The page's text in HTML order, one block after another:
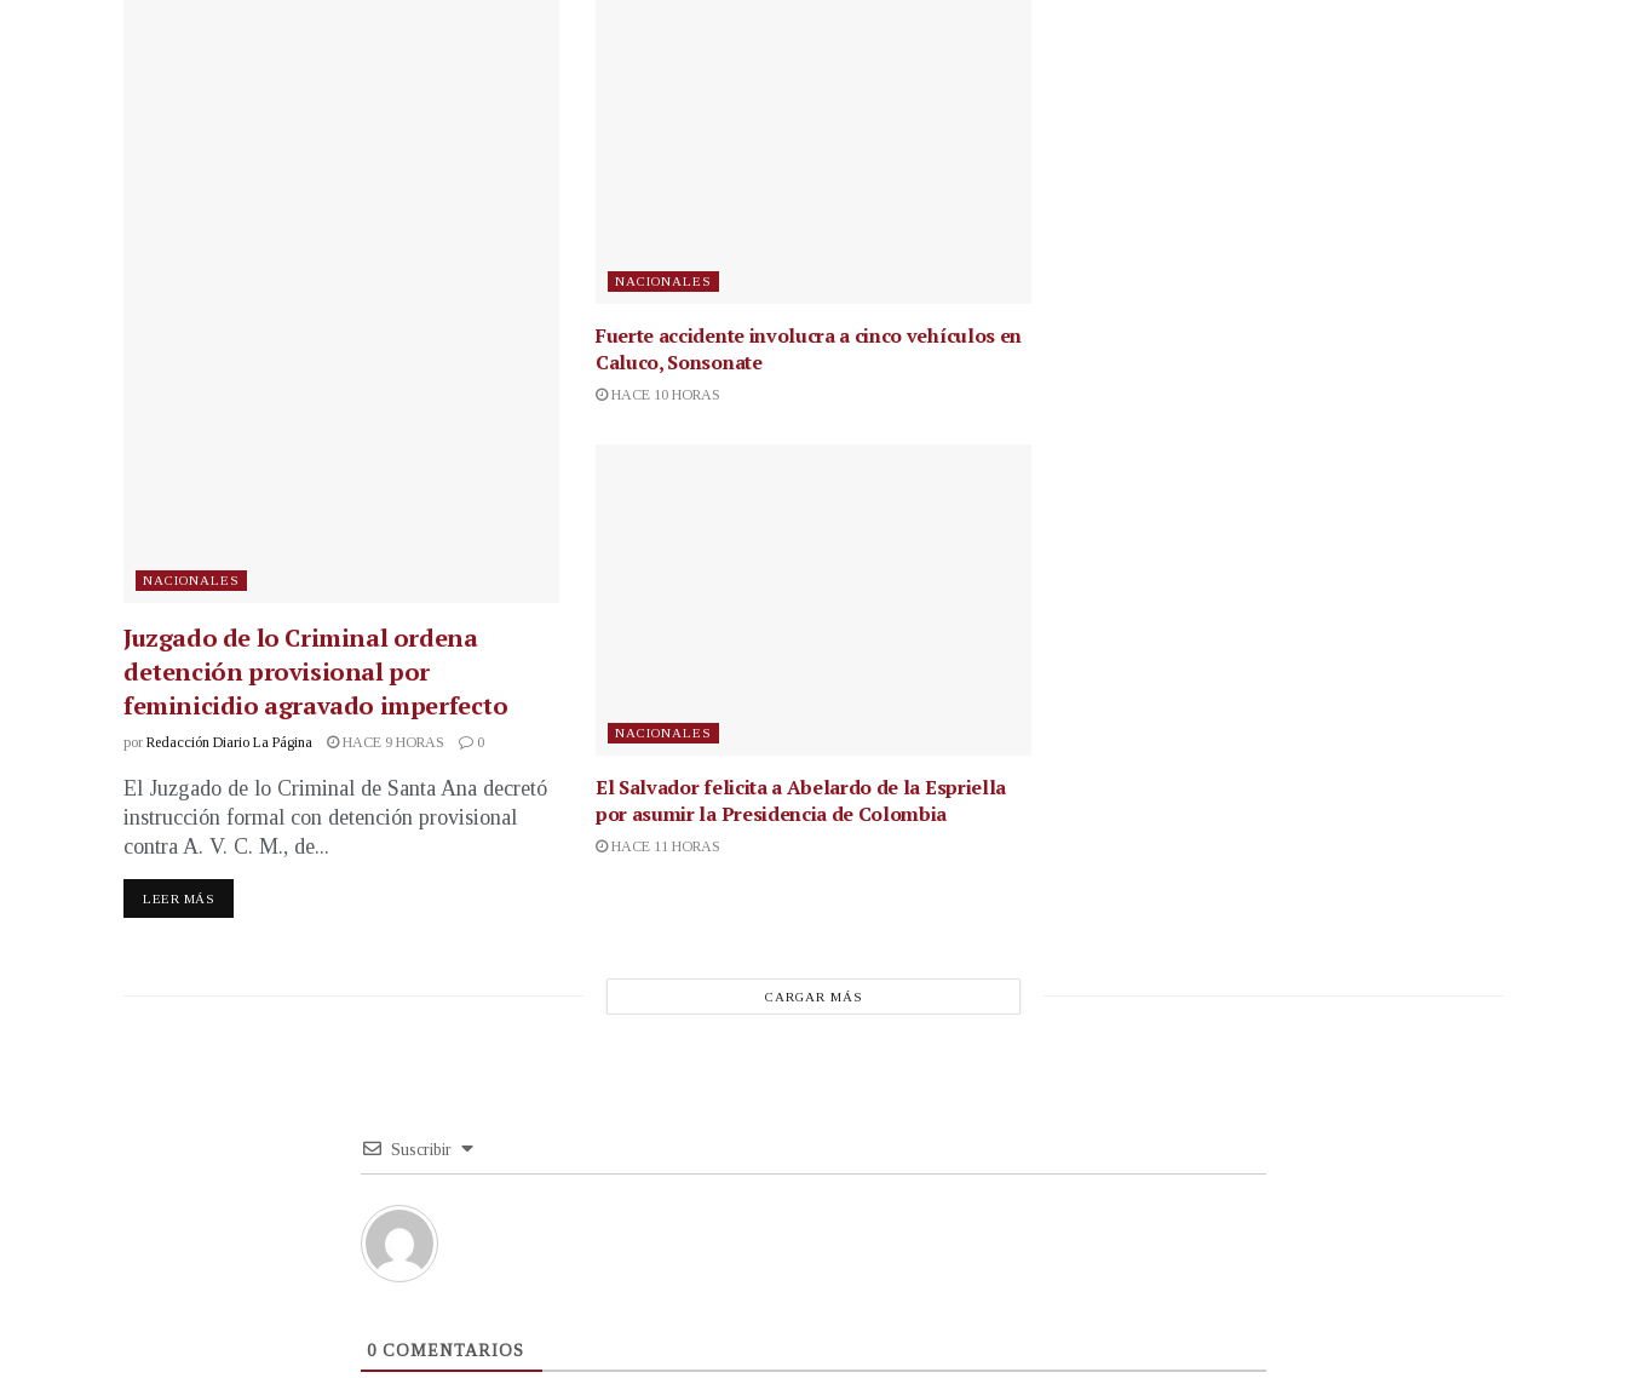
NACIONALES
Juzgado de lo Criminal ordena
detención provisional por
feminicidio agravado imperfecto
por Redacción Diario La Página HACE 9 HORAS 0
El Juzgado de lo Criminal de Santa Ana decretó
instrucción formal con detención provisional
contra A. V. C. M., de...
LEER MÁS
NACIONALES
Fuerte accidente involucra a cinco vehículos en
Caluco, Sonsonate
HACE 10 HORAS
NACIONALES
El Salvador felicita a Abelardo de la Espriella
por asumir la Presidencia de Colombia
HACE 11 HORAS
CARGAR MÁS
Suscribir
0 COMENTARIOS